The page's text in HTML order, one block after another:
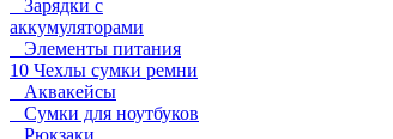
Зарядки с
аккумуляторами
Элементы питания
10 Чехлы сумки ремни
Аквакейсы
Сумки для ноутбуков
Рюкзаки